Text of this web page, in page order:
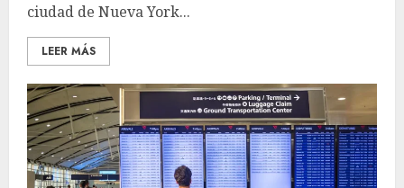
ciudad de Nueva York...
LEER MÁS